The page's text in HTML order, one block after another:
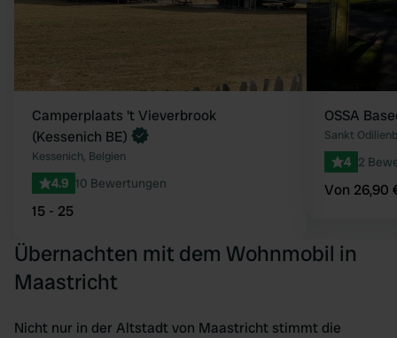
Camperplaats 't Vieverbrook
(Kessenich BE)
Kessenich, Belgien
4.9 10 Bewertungen
15 - 25
OSSA
Sankt
4 2
Von 26,90
Übernachten mit dem Wohnmobil in
Maastricht
Nicht nur in der Altstadt von Maastricht stimmt die